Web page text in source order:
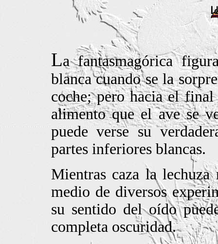
La fantasmagórica
blanca cuando se la
coche; pero hacia el
alimento que el ave se
puede verse su
partes inferiores blancas.
Mientras caza la
medio de diversos
su sentido del oído
completa oscuridad.